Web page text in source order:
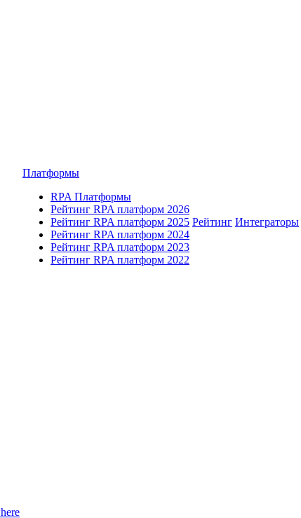
Платформы
RPA Платформы
Рейтинг RPA платформ 2026
Рейтинг RPA платформ 2025
Рейтинг RPA платформ 2024
Рейтинг RPA платформ 2023
Рейтинг RPA платформ 2022
Рейтинг Интеграторы